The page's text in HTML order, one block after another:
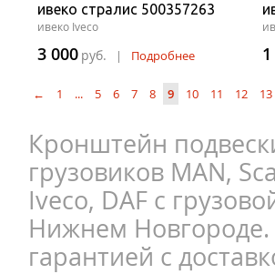
ивеко стралис 500357263
ивеко Iveco
3 000 руб. | Подробнее
← 1 ... 5 6 7 8 9 10 11 12 13
Кронштейн
грузовиков MAN,
Iveco, DAF с
Нижнем Новгороде.
гарантией с